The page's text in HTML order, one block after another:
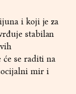
i koji je za
stabilan
se raditi na
mir i